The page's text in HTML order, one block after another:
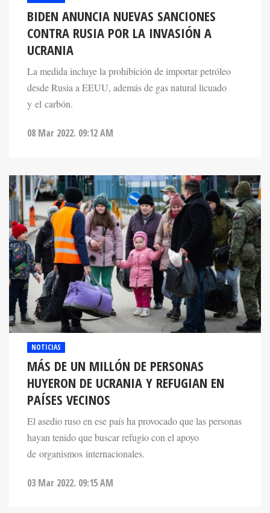
BIDEN ANUNCIA NUEVAS SANCIONES
CONTRA RUSIA POR LA INVASIÓN A
UCRANIA
La medida incluye la prohibición de importar petróleo
desde Rusia a EEUU, además de gas natural licuado
y el carbón.
08 Mar 2022. 09:12 AM
NOTICIAS
MÁS DE UN MILLÓN DE PERSONAS
HUYERON DE UCRANIA Y REFUGIAN EN
PAÍSES VECINOS
El asedio ruso en ese país ha provocado que las personas
hayan tenido que buscar refugio con el apoyo
de organismos internacionales.
03 Mar 2022. 09:15 AM